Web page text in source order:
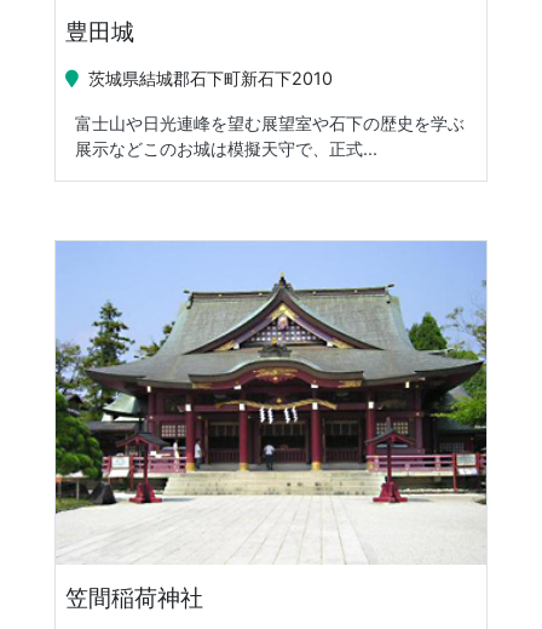
豊田城
茨城県結城郡石下町新石下2010
富士山や日光連峰を望む展望室や石下の歴史を学ぶ
展示などこのお城は模擬天守で、正式...
笠間稲荷神社